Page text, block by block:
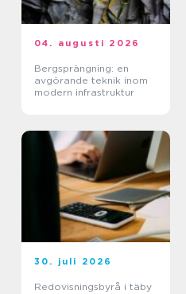
04. augusti 2026
Bergsprängning: en
avgörande teknik inom
modern infrastruktur
30. juli 2026
Redovisningsbyrå i täby